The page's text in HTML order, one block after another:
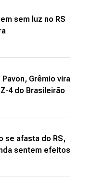
sem luz no RS
Grêmio vira
4 do Brasileirão
se afasta do RS,
sentem efeitos